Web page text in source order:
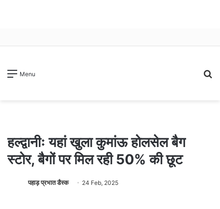
Menu
हल्द्वानीः यहां खुला कुमांऊ होलसेल बैग
स्टोर, बैगों पर मिल रही 50% की छूट
पहाड़ प्रभात डैस्क 24 Feb, 2025